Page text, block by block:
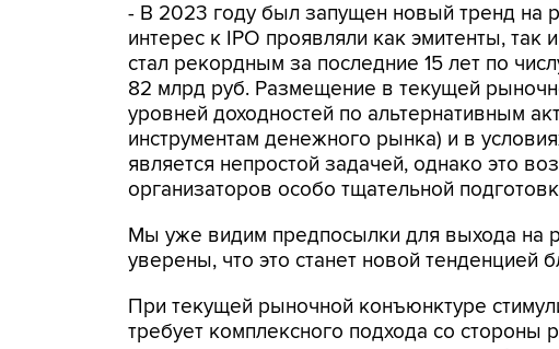
- В 2023 году был запущен новый тренд на
интерес к IPO проявляли как эмитенты,
стал рекордным за последние 15 лет по
82 млрд руб. Размещение в текущей
уровней доходностей по альтернативным
инструментам денежного рынка) и в
является непростой задачей, однако это
организаторов особо тщательной
Мы уже видим предпосылки для выхода на
уверены, что это станет новой тенденцией
При текущей рыночной конъюнктуре
требует комплексного подхода со стороны